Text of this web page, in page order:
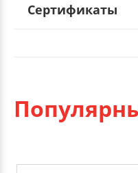
Сертификаты